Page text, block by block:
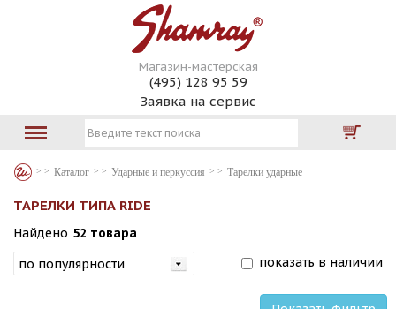
Магазин-мастерская
(495) 128 95 59
Заявка на сервис
Каталог Ударные и перкуссия Тарелки ударные
ТАРЕЛКИ ТИПА RIDE
Найдено 52 товара
показать в наличии